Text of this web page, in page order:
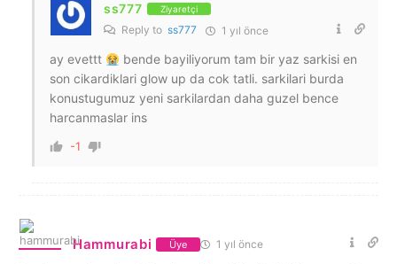
ss777 Ziyaretçi
Reply to ss777 1 yıl önce
ay evettt
bende bayiliyorum tam bir yaz sarkisi en
son cikardiklari glow up da cok tatli. sarkilari burda
konustugumuz yeni sarkilardan daha guzel bence
harcanmaslar ins
-1
Hammurabi Üye 1 yıl önce